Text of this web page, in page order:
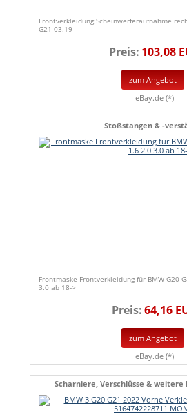
Frontverkleidung Scheinwerferaufnahme
G21 03.19-
Preis: 103,08
zum Angebot
eBay.de (*)
Stoßstangen & -
Frontmaske Frontverkleidung für BMW G20
3.0 ab 18->
Preis:64,16
zum Angebot
eBay.de (*)
Scharniere, Verschlüsse &